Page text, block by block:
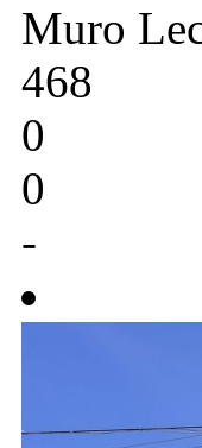
Muro
468
0
0
-